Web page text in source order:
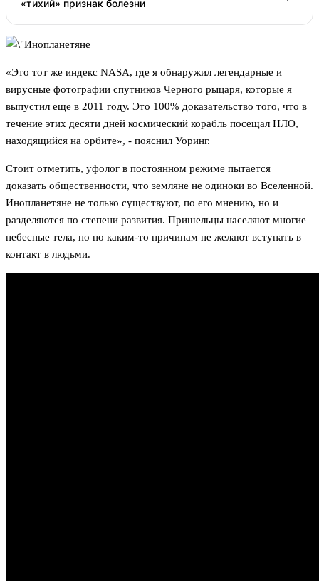
«тихий» признак болезни
«Это тот же индекс NASA, где я обнаружил легендарные и
вирусные фотографии спутников Черного рыцаря, которые я
выпустил еще в 2011 году. Это 100% доказательство того, что в
течение этих десяти дней космический корабль посещал НЛО,
находящийся на орбите», - пояснил Уоринг.
Стоит отметить, уфолог в постоянном режиме пытается
доказать общественности, что земляне не одиноки во Вселенной.
Инопланетяне не только существуют, по его мнению, но и
разделяются по степени развития. Пришельцы населяют многие
небесные тела, но по каким-то причинам не желают вступать в
контакт в людьми.